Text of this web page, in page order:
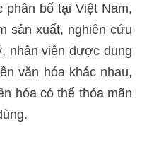
bố tại Việt Nam,
sản xuất, nghiên cứu
nhân viên được dung
văn hóa khác nhau,
hóa có thể thỏa mãn